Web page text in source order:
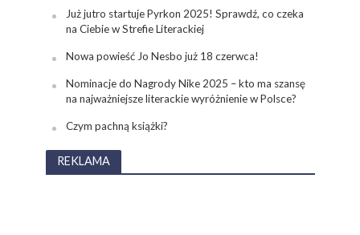
Już jutro startuje Pyrkon 2025! Sprawdź, co czeka
na Ciebie w Strefie Literackiej
Nowa powieść Jo Nesbo już 18 czerwca!
Nominacje do Nagrody Nike 2025 – kto ma szansę
na najważniejsze literackie wyróżnienie w Polsce?
Czym pachną książki?
REKLAMA